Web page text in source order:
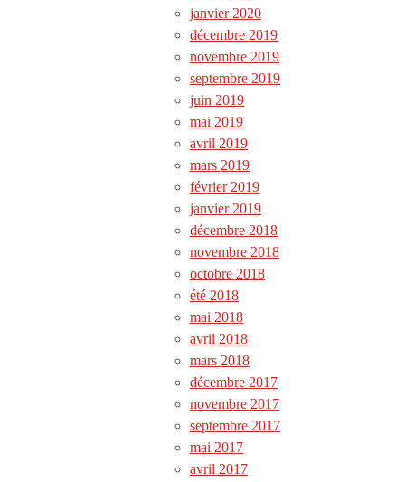
janvier 2020
décembre 2019
novembre 2019
septembre 2019
juin 2019
mai 2019
avril 2019
mars 2019
février 2019
janvier 2019
décembre 2018
novembre 2018
octobre 2018
été 2018
mai 2018
avril 2018
mars 2018
décembre 2017
novembre 2017
septembre 2017
mai 2017
avril 2017